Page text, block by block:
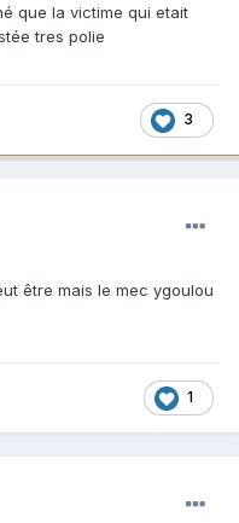
que la victime qui etait
tres polie
3
être mais le mec ygoulou
1